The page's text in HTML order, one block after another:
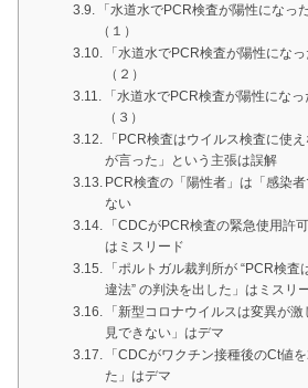
「水道水でPCR検査が陽性になっ
（１）
「水道水でPCR検査が陽性にな
（２）
「水道水でPCR検査が陽性にな
（３）
「PCR検査はウイルス検査に使
が言った」という主張は誤解
PCR検査の「陽性者」は「感染
ない
「CDCがPCR検査の緊急使用許
はミスリード
「ポルトガル裁判所が “PCR検
違法” の判決を出した」はミスリ
「新型コロナウイルスは変異が
見できない」はデマ
「CDCがワクチン接種後のCt値
た」はデマ